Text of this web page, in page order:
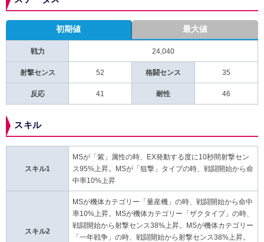
初期値 最大値
戦力 24,040
射撃センス 52 格闘センス 35
反応 41 耐性 46
スキル
スキル1
MSが「紫」属性の時、EX発動する度に10秒間射撃セン
ス95%上昇。MSが「狙撃」タイプの時、戦闘開始から命
中率10%上昇
スキル2
MSが機体カテゴリー「量産機」の時、戦闘開始から命中
率10%上昇。MSが機体カテゴリー「ザクタイプ」の時、
戦闘開始から射撃センス38%上昇。MSが機体カテゴリー
「一年戦争」の時、戦闘開始から射撃センス38%上昇。